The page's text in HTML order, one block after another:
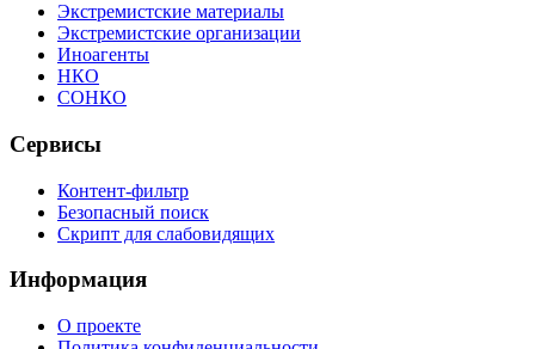
Экстремистские материалы
Экстремистские организации
Иноагенты
НКО
СОНКО
Сервисы
Контент-фильтр
Безопасный поиск
Скрипт для слабовидящих
Информация
О проекте